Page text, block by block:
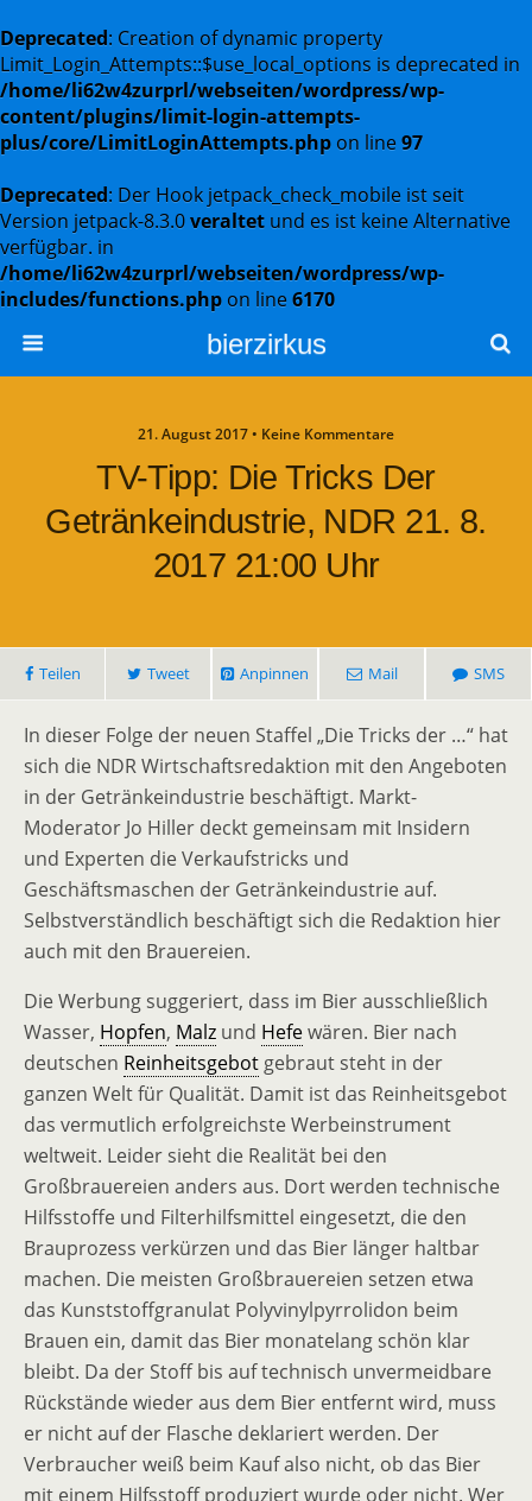
Deprecated: Creation of dynamic property
Limit_Login_Attempts::$use_local_options is deprecated in
/home/li62w4zurprl/webseiten/wordpress/wp-
content/plugins/limit-login-attempts-
plus/core/LimitLoginAttempts.php on line97
Deprecated: Der Hook jetpack_check_mobile ist seit
Version jetpack-8.3.0veraltet und es ist keine Alternative
verfügbar. in
/home/li62w4zurprl/webseiten/wordpress/wp-
includes/functions.php on line6170
bierzirkus
21. August 2017 • Keine Kommentare
TV-Tipp: Die Tricks Der
Getränkeindustrie, NDR 21. 8.
2017 21:00 Uhr
Teilen Tweet Anpinnen Mail SMS
In dieser Folge der neuen Staffel „Die Tricks der …“ hat
sich die NDR Wirtschaftsredaktion mit den Angeboten
in der Getränkeindustrie beschäftigt. Markt-
Moderator Jo Hiller deckt gemeinsam mit Insidern
und Experten die Verkaufstricks und
Geschäftsmaschen der Getränkeindustrie auf.
Selbstverständlich beschäftigt sich die Redaktion hier
auch mit den Brauereien.
Die Werbung suggeriert, dass im Bier ausschließlich
Wasser, Hopfen, Malz und Hefewären. Bier nach
deutschen Reinheitsgebot gebraut steht in der
ganzen Welt für Qualität. Damit ist das Reinheitsgebot
das vermutlich erfolgreichste Werbeinstrument
weltweit. Leider sieht die Realität bei den
Großbrauereien anders aus. Dort werden technische
Hilfsstoffe und Filterhilfsmittel eingesetzt, die den
Brauprozess verkürzen und das Bier länger haltbar
machen. Die meisten Großbrauereien setzen etwa
das Kunststoffgranulat Polyvinylpyrrolidon beim
Brauen ein, damit das Bier monatelang schön klar
bleibt. Da der Stoff bis auf technisch unvermeidbare
Rückstände wieder aus dem Bier entfernt wird, muss
er nicht auf der Flasche deklariert werden. Der
Verbraucher weiß beim Kauf also nicht, ob das Bier
mit einem Hilfsstoff produziert wurde oder nicht. Wer